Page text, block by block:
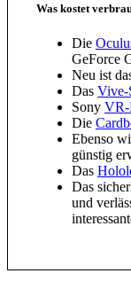
Was kostet
Die
GeForce
Neu ist
Das Vive-
Sony VR-
Die
Ebenso
günstig
Das
Das
und